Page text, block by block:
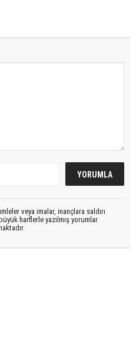
veya imalar, inançlara saldırı
harflerle yazılmış yorumlar